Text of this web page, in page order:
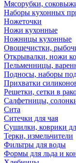
Мясорубки,
Наборы кухонных
Ножеточки
Ножи кухонные
Ножницы кухонные
Овощечистки,
Открывалки, ножи
Пельменницы,
Подносы, наборы
Прихватки
Решетки, сетки в
Салфетницы,
Сита
Ситечки для чая
Сушилки, коврики
Терки, измельчители
Фильтры для воды
Формы для льда и